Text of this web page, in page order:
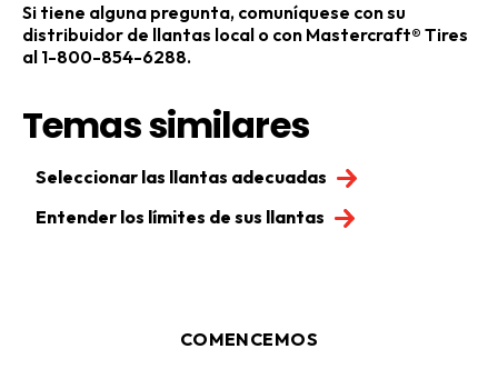
Si tiene alguna pregunta, comuníquese con su
distribuidor de llantas local o con Mastercraft® Tires
al 1-800-854-6288.
Temas similares
Seleccionar las llantas adecuadas
Entender los límites de sus llantas
COMENCEMOS